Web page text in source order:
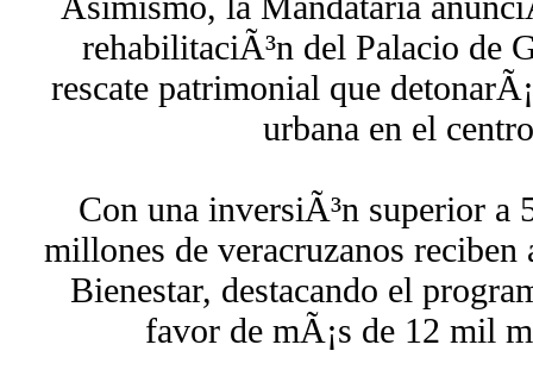
rehabilitaciÃ³n del Palacio de
rescate patrimonial que
urbana en el
Con una inversiÃ³n superior a
millones de veracruzanos reciben
Bienestar, destacando el
favor de mÃ¡s de 12 mil